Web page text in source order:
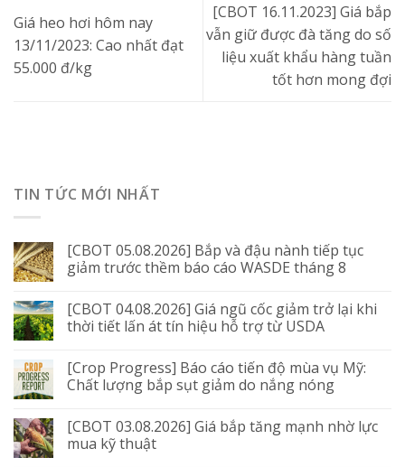
Giá heo hơi hôm nay
13/11/2023: Cao nhất đạt
55.000 đ/kg
[CBOT 16.11.2023] Giá bắp
vẫn giữ được đà tăng do số
liệu xuất khẩu hàng tuần
tốt hơn mong đợi
TIN TỨC MỚI NHẤT
[CBOT 05.08.2026] Bắp và đậu nành tiếp tục
giảm trước thềm báo cáo WASDE tháng 8
[CBOT 04.08.2026] Giá ngũ cốc giảm trở lại khi
thời tiết lấn át tín hiệu hỗ trợ từ USDA
[Crop Progress] Báo cáo tiến độ mùa vụ Mỹ:
Chất lượng bắp sụt giảm do nắng nóng
[CBOT 03.08.2026] Giá bắp tăng mạnh nhờ lực
mua kỹ thuật